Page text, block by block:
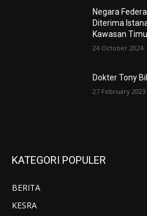
Negara
Diterima
Kawasan
24 October 2024
Dokter Tony
27 February 2023
KATEGORI POPULER
BERITA
KESRA